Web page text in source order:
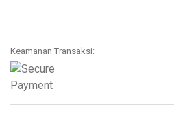
Keamanan Transaksi: